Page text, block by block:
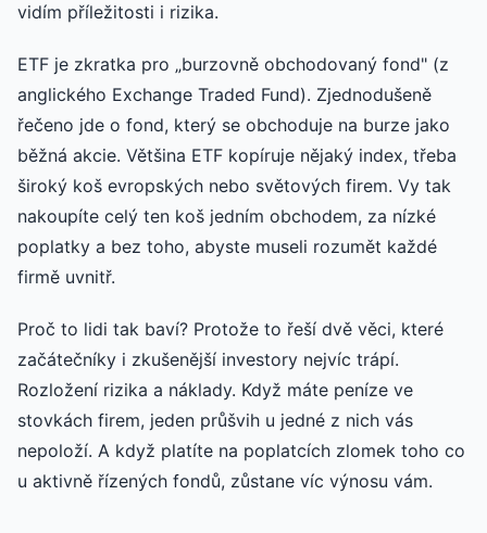
vidím příležitosti i rizika.
ETF je zkratka pro „burzovně obchodovaný fond" (z
anglického Exchange Traded Fund). Zjednodušeně
řečeno jde o fond, který se obchoduje na burze jako
běžná akcie. Většina ETF kopíruje nějaký index, třeba
široký koš evropských nebo světových firem. Vy tak
nakoupíte celý ten koš jedním obchodem, za nízké
poplatky a bez toho, abyste museli rozumět každé
firmě uvnitř.
Proč to lidi tak baví? Protože to řeší dvě věci, které
začátečníky i zkušenější investory nejvíc trápí.
Rozložení rizika a náklady. Když máte peníze ve
stovkách firem, jeden průšvih u jedné z nich vás
nepoloží. A když platíte na poplatcích zlomek toho co
u aktivně řízených fondů, zůstane víc výnosu vám.